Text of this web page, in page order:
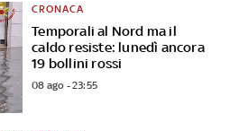
Temporali al Nord ma il
caldo resiste: lunedì ancora
19 bollini rossi
CRONACA
08 ago - 23:55